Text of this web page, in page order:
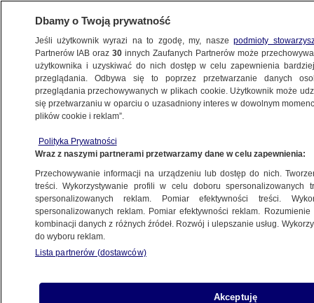
METEO
NAJNOWSZE
nadzieja w walce o przetrwanie"
8.06.2018, 17:52
Udostępnij
Dbamy o Twoją prywatność
Jeśli użytkownik wyrazi na to zgodę, my, naszepodmioty
Partnerów IAB oraz30 innych Zaufanych Partnerów może
użytkownika i uzyskiwać do nich dostęp w celu zapewnienia
przeglądania. Odbywa się to poprzez przetwarzanie danych
przeglądania przechowywanych w plikach cookie. Użytkownik może
się przetwarzaniu w oparciu o uzasadniony interes w dowolnym
plików cookie i reklam”.
Polityka Prywatności
Wraz z naszymi partnerami przetwarzamy dane w celu zapewnienia:
Przechowywanie informacji na urządzeniu lub dostęp do nich.
treści. Wykorzystywanie profili w celu doboru spersonalizowanych
spersonalizowanych reklam. Pomiar efektywności treści.
spersonalizowanych reklam. Pomiar efektywności reklam.
kombinacji danych z różnych źródeł. Rozwój i ulepszanie usług.
do wyboru reklam.
Lista partnerów (dostawców)
Akceptuję